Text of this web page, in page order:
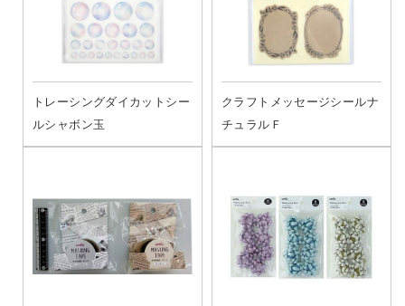
トレーシングダイカットシー
ルシャボン玉
クラフトメッセージシールナ
チュラルＦ